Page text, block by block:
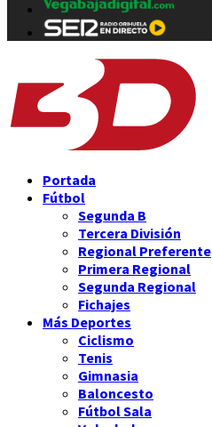
Portada
Fútbol
Segunda B
Tercera División
Regional Preferente
Primera Regional
Segunda Regional
Fichajes
Más Deportes
Ciclismo
Tenis
Gimnasia
Baloncesto
Fútbol Sala